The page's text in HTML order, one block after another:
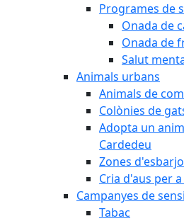
Programes de
Onada de
Onada de
Salut
Animals urbans
Animals de
Colònies de
Adopta un
Cardedeu
Zones
Cria d'aus per
Campanyes de
Tabac